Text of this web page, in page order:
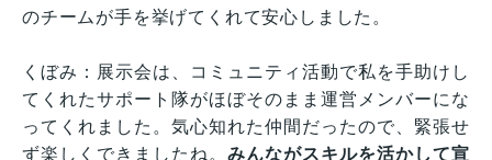
のチームが手を挙げてくれて安心しました。
くぼみ：展示会は、コミュニティ活動で私を手助けし
てくれたサポート隊がほぼそのまま運営メンバーにな
ってくれました。気心知れた仲間だったので、緊張せ
ず楽しくできましたね。みんながスキルを活かして宣